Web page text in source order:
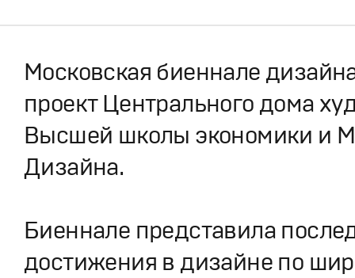
Московская биеннале
проект Центрального дома
Высшей школы экономики и
Дизайна.
Биеннале представила
достижения в дизайне по